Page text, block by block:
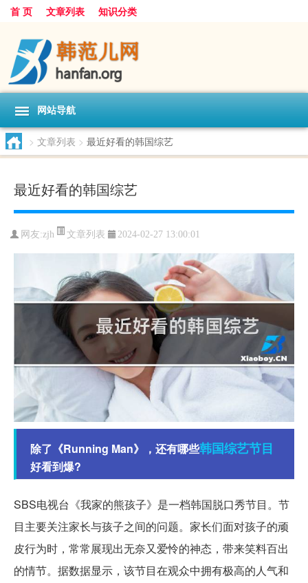
首 页 文章列表 知识分类
网站导航
> 文章列表 > 最近好看的韩国综艺
最近好看的韩国综艺
网友:zjh 文章列表 2024-02-27 13:00:01
除了《Running Man》，还有哪些韩国综艺节目
好看到爆?
SBS电视台《我家的熊孩子》是一档韩国脱口秀节目。节
目主要关注家长与孩子之间的问题。家长们面对孩子的顽
皮行为时，常常展现出无奈又爱怜的神态，带来笑料百出
的情节。据数据显示，该节目在观众中拥有极高的人气和